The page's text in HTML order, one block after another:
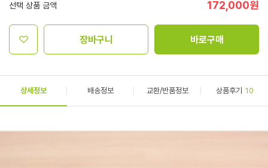
선택 상품 금액 172,000원
장바구니 바로구매
상세정보 배송정보 교환/반품정보 상품후기 10